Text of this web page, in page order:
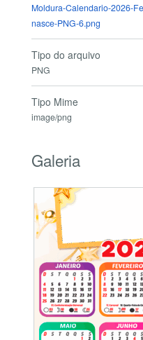
Moldura-Calendario-2026-
nasce-PNG-6.png
Tipo do arquivo
PNG
Tipo Mime
image/png
Galeria